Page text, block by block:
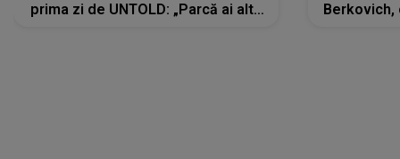
prima zi de UNTOLD: „Parcă ai altă